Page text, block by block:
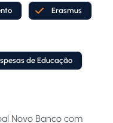
Erasmus
de Educação
Novo Banco com